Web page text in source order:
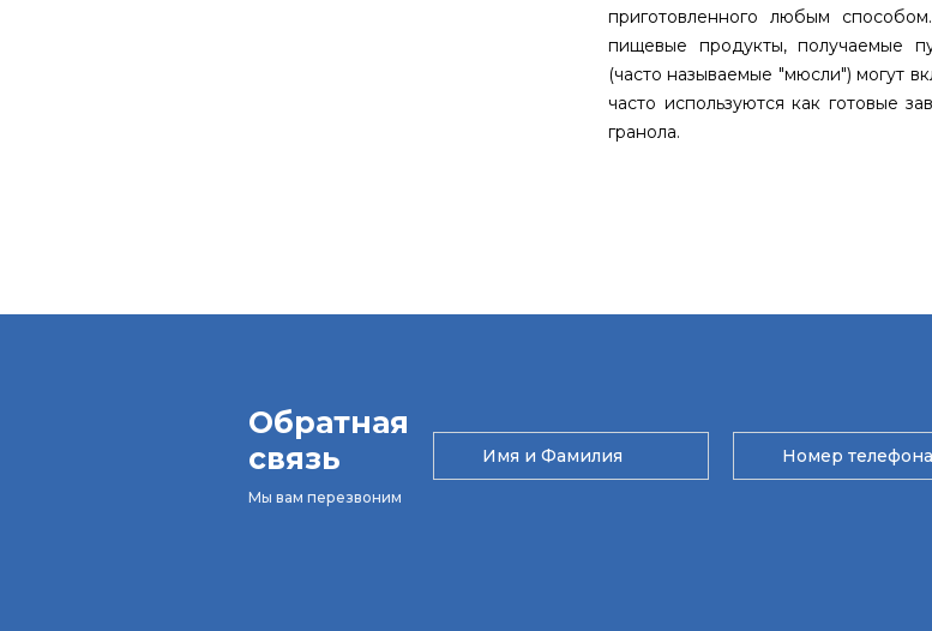
приготовленного любым
пищевые продукты, получаемые
(часто называемые "мюсли") могут
часто используются как готовые
гранола.
Обратная
связь
Мы вам перезвоним